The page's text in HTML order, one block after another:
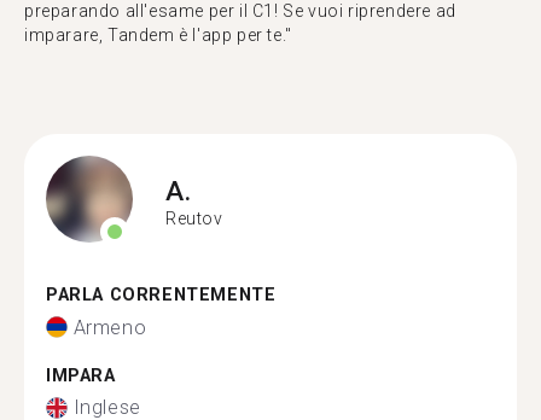
preparando all'esame per il C1! Se vuoi riprendere ad
imparare, Tandem è l'app per te."
A.
Reutov
PARLA CORRENTEMENTE
Armeno
IMPARA
Inglese